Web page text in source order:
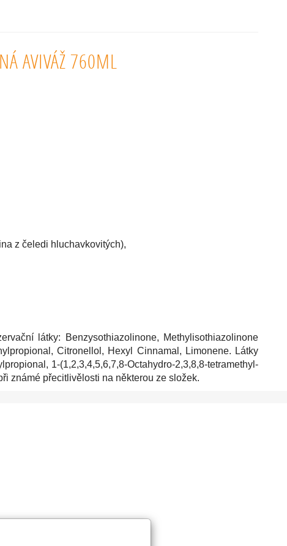
AVIVÁŽ 760ML
z čeledi hluchavkovitých),
látky: Benzysothiazolinone, Methylisothiazolinone
Citronellol, Hexyl Cinnamal, Limonene. Látky
1-(1,2,3,4,5,6,7,8-Octahydro-2,3,8,8-tetramethyl-
známé přecitlivělosti na některou ze složek.